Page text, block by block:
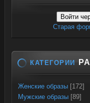
Войти
Старая
КАТЕГОРИИ
Женские образы [172]
Мужские образы [89]